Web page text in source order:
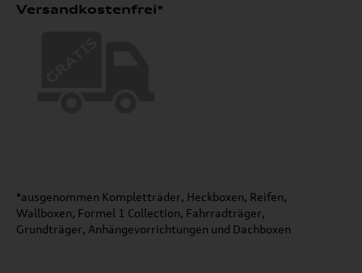
Versandkostenfrei*
*ausgenommen Kompletträder, Heckboxen, Reifen,
Wallboxen, Formel 1 Collection, Fahrradträger,
Grundträger, Anhängevorrichtungen und Dachboxen